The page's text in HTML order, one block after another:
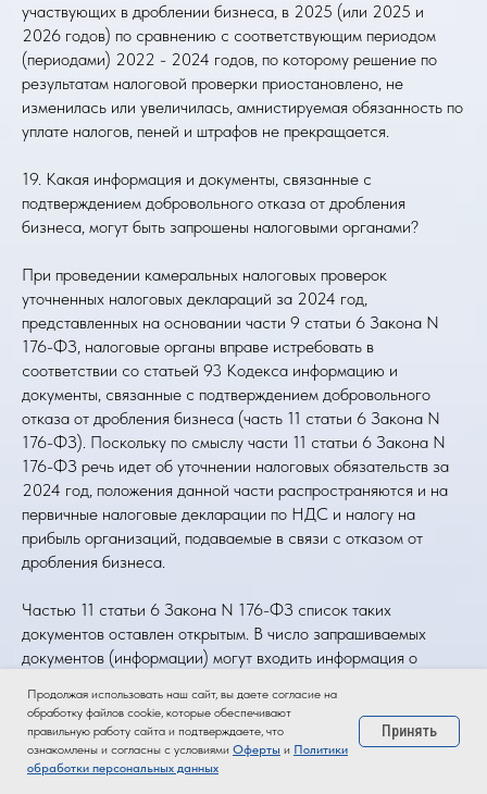
участвующих в дроблении бизнеса, в 2025 (или 2025 и
2026 годов) по сравнению с соответствующим периодом
(периодами) 2022 - 2024 годов, по которому решение по
результатам налоговой проверки приостановлено, не
изменилась или увеличилась, амнистируемая обязанность по
уплате налогов, пеней и штрафов не прекращается.
19. Какая информация и документы, связанные с
подтверждением добровольного отказа от дробления
бизнеса, могут быть запрошены налоговыми органами?
При проведении камеральных налоговых проверок
уточненных налоговых деклараций за 2024 год,
представленных на основании части 9 статьи 6 Закона N
176-ФЗ, налоговые органы вправе истребовать в
соответствии со статьей 93 Кодекса информацию и
документы, связанные с подтверждением добровольного
отказа от дробления бизнеса (часть 11 статьи 6 Закона N
176-ФЗ). Поскольку по смыслу части 11 статьи 6 Закона N
176-ФЗ речь идет об уточнении налоговых обязательств за
2024 год, положения данной части распространяются и на
первичные налоговые декларации по НДС и налогу на
прибыль организаций, подаваемые в связи с отказом от
дробления бизнеса.
Частью 11 статьи 6 Закона N 176-ФЗ список таких
документов оставлен открытым. В число запрашиваемых
документов (информации) могут входить информация о
контроль за деятельностью участников группы, пояснения
относительно доходной и расходных частей налоговой
декларации, содержащей консолидированные показатели,
иные пояснения налогоплательщика и т.п.
Продолжая использовать наш сайт, вы даете согласие на
обработку файлов cookie, которые обеспечивают
правильную работу сайта и подтверждаете, что
ознакомлены и согласны с условиями Оферты и Политики
обработки персональных данных
Принять